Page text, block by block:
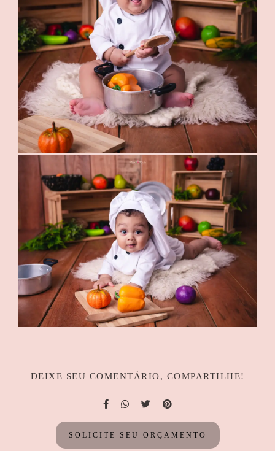
DEIXE SEU COMENTÁRIO, COMPARTILHE!
SOLICITE SEU ORÇAMENTO